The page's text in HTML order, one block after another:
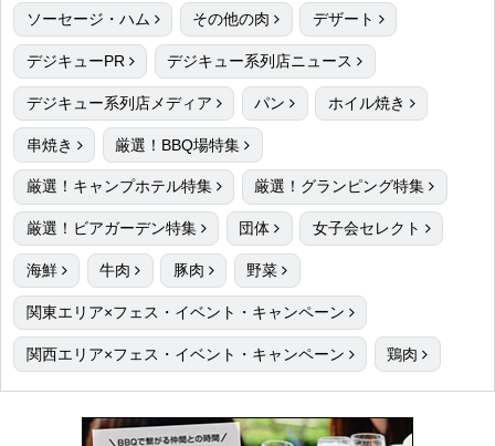
ソーセージ・ハム その他の肉 デザート
デジキューPR デジキュー系列店ニュース
デジキュー系列店メディア パン ホイル焼き
串焼き 厳選！BBQ場特集
厳選！キャンプホテル特集 厳選！グランピング特集
厳選！ビアガーデン特集 団体 女子会セレクト
海鮮 牛肉 豚肉 野菜
関東エリア×フェス・イベント・キャンペーン
関西エリア×フェス・イベント・キャンペーン 鶏肉